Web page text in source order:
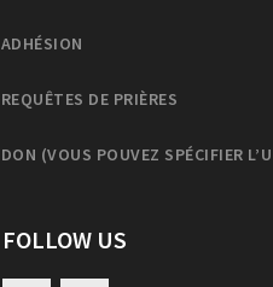
ADHÉSION
REQUÊTES DE PRIÈRES
DON (VOUS POUVEZ SPÉCIFIER
FOLLOW US